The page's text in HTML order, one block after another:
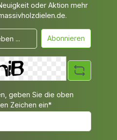
oder Aktion mehr
Abonnieren
geben Sie die oben
Zeichen ein*